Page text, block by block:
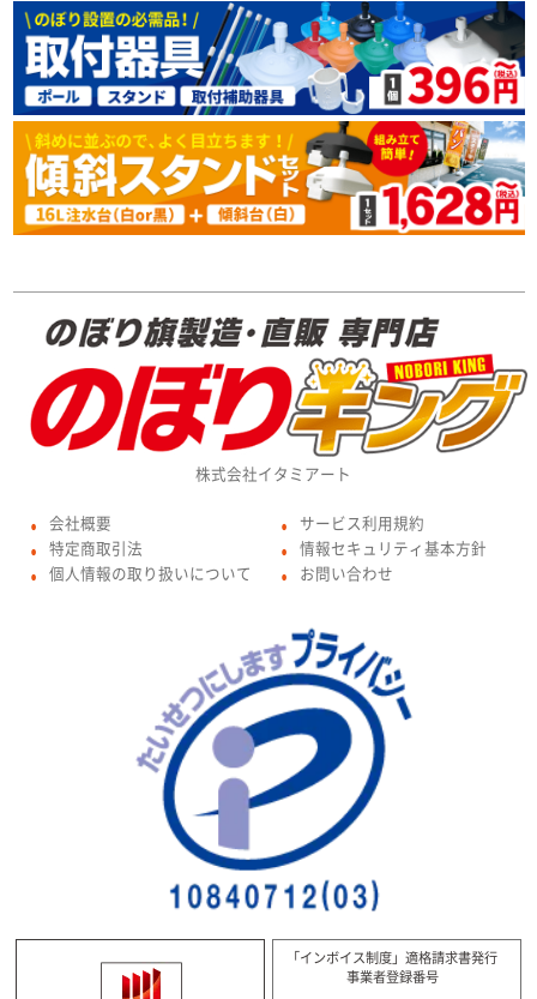
株式会社イタミアート
● 会社概要
● 特定商取引法
● 個人情報の取り扱いについて
● サービス利用規約
● 情報セキュリティ基本方針
● お問い合わせ
「インボイス制度」適格請求書発行
事業者登録番号